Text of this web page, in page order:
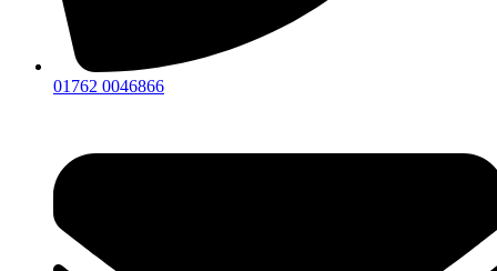
01762 0046866